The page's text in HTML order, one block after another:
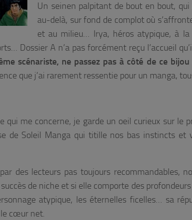
Un seinen palpitant de bout en bout,
au-delà, sur fond de complot où
et au milieu… Irya, héros atypique, à
Dossier A n’a pas forcément reçu l’accueil
scénariste, ne passez pas à côté de ce bijou
que j’ai rarement ressentie pour un manga,
qui me concerne, je garde un oeil curieux sur le
de Soleil Manga qui titille nos bas instincts
des lecteurs pas toujours recommandables,
de niche et si elle comporte des
atypique, les éternelles ficelles… sa
cœur net.